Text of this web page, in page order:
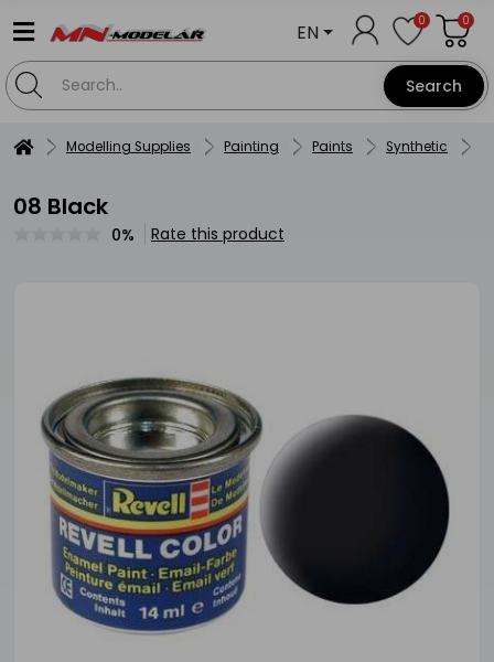
Search
EN 0 0
Modelling Supplies Painting Paints Synthetic
08 Black
0% Rate this product